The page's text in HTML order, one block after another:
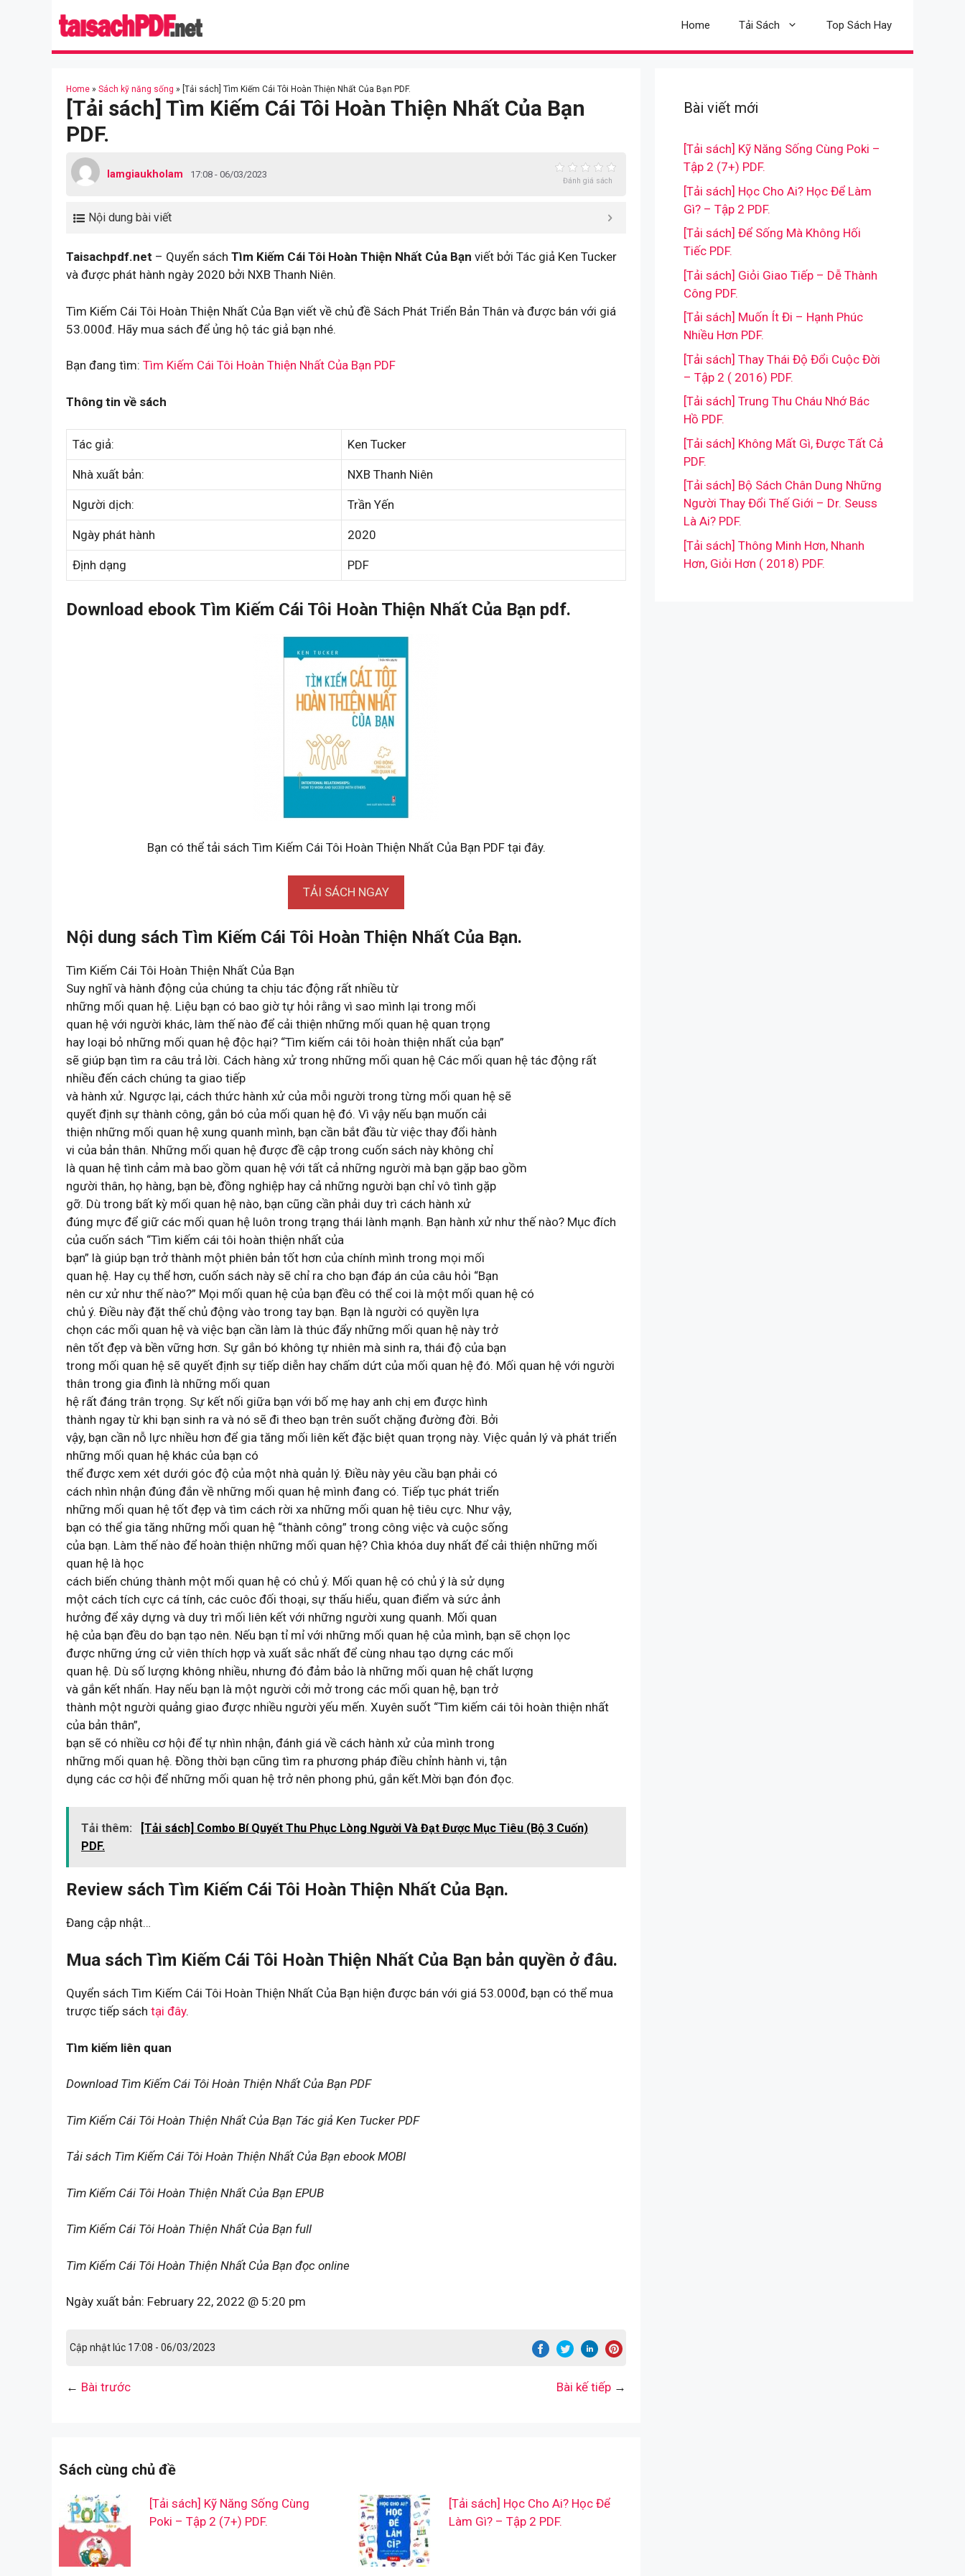
Home Tải Sách Top Sách Hay
Home » Sách kỹ năng sống » [Tải sách] Tìm Kiếm Cái Tôi Hoàn Thiện Nhất Của Bạn PDF.
[Tải sách] Tìm Kiếm Cái Tôi Hoàn Thiện Nhất Của Bạn
PDF.
lamgiaukholam 17:08 - 06/03/2023
Đánh giá sách
Nội dung bài viết
Taisachpdf.net – Quyển sách Tìm Kiếm Cái Tôi Hoàn Thiện Nhất Của Bạn viết bởi Tác giả Ken Tucker
và được phát hành ngày 2020 bởi NXB Thanh Niên.
Tìm Kiếm Cái Tôi Hoàn Thiện Nhất Của Bạn viết về chủ đề Sách Phát Triển Bản Thân và được bán với giá
53.000đ. Hãy mua sách để ủng hộ tác giả bạn nhé.
Bạn đang tìm: Tìm Kiếm Cái Tôi Hoàn Thiện Nhất Của Bạn PDF
Thông tin về sách
Tác giả: Ken Tucker
Nhà xuất bản: NXB Thanh Niên
Người dịch: Trần Yến
Ngày phát hành 2020
Định dạng PDF
Download ebook Tìm Kiếm Cái Tôi Hoàn Thiện Nhất Của Bạn pdf.
Bạn có thể tải sách Tìm Kiếm Cái Tôi Hoàn Thiện Nhất Của Bạn PDF tại đây.
TẢI SÁCH NGAY
Nội dung sách Tìm Kiếm Cái Tôi Hoàn Thiện Nhất Của Bạn.
Tìm Kiếm Cái Tôi Hoàn Thiện Nhất Của Bạn
Suy nghĩ và hành động của chúng ta chịu tác động rất nhiều từ
những mối quan hệ. Liệu bạn có bao giờ tự hỏi rằng vì sao mình lại trong mối
quan hệ với người khác, làm thế nào để cải thiện những mối quan hệ quan trọng
hay loại bỏ những mối quan hệ độc hại? “Tìm kiếm cái tôi hoàn thiện nhất của bạn”
sẽ giúp bạn tìm ra câu trả lời. Cách hàng xử trong những mối quan hệ Các mối quan hệ tác động rất
nhiều đến cách chúng ta giao tiếp
và hành xử. Ngược lại, cách thức hành xử của mỗi người trong từng mối quan hệ sẽ
quyết định sự thành công, gắn bó của mối quan hệ đó. Vì vậy nếu bạn muốn cải
thiện những mối quan hệ xung quanh mình, bạn cần bắt đầu từ việc thay đổi hành
vi của bản thân. Những mối quan hệ được đề cập trong cuốn sách này không chỉ
là quan hệ tình cảm mà bao gồm quan hệ với tất cả những người mà bạn gặp bao gồm
người thân, họ hàng, bạn bè, đồng nghiệp hay cả những người bạn chỉ vô tình gặp
gỡ. Dù trong bất kỳ mối quan hệ nào, bạn cũng cần phải duy trì cách hành xử
đúng mực để giữ các mối quan hệ luôn trong trạng thái lành mạnh. Bạn hành xử như thế nào? Mục đích
của cuốn sách “Tìm kiếm cái tôi hoàn thiện nhất của
bạn” là giúp bạn trở thành một phiên bản tốt hơn của chính mình trong mọi mối
quan hệ. Hay cụ thể hơn, cuốn sách này sẽ chỉ ra cho bạn đáp án của câu hỏi “Bạn
nên cư xử như thế nào?” Mọi mối quan hệ của bạn đều có thể coi là một mối quan hệ có
chủ ý. Điều này đặt thế chủ động vào trong tay bạn. Bạn là người có quyền lựa
chọn các mối quan hệ và việc bạn cần làm là thúc đẩy những mối quan hệ này trở
nên tốt đẹp và bền vững hơn. Sự gắn bó không tự nhiên mà sinh ra, thái độ của bạn
trong mối quan hệ sẽ quyết định sự tiếp diễn hay chấm dứt của mối quan hệ đó. Mối quan hệ với người
thân trong gia đình là những mối quan
hệ rất đáng trân trọng. Sự kết nối giữa bạn với bố mẹ hay anh chị em được hình
thành ngay từ khi bạn sinh ra và nó sẽ đi theo bạn trên suốt chặng đường đời. Bởi
vậy, bạn cần nỗ lực nhiều hơn để gia tăng mối liên kết đặc biệt quan trọng này. Việc quản lý và phát triển
những mối quan hệ khác của bạn có
thể được xem xét dưới góc độ của một nhà quản lý. Điều này yêu cầu bạn phải có
cách nhìn nhận đúng đắn về những mối quan hệ mình đang có. Tiếp tục phát triển
những mối quan hệ tốt đẹp và tìm cách rời xa những mối quan hệ tiêu cực. Như vậy,
bạn có thể gia tăng những mối quan hệ “thành công” trong công việc và cuộc sống
của bạn. Làm thế nào để hoàn thiện những mối quan hệ? Chìa khóa duy nhất để cải thiện những mối
quan hệ là học
cách biến chúng thành một mối quan hệ có chủ ý. Mối quan hệ có chủ ý là sử dụng
một cách tích cực cá tính, các cuôc đối thoại, sự thấu hiểu, quan điểm và sức ảnh
hưởng để xây dựng và duy trì mối liên kết với những người xung quanh. Mối quan
hệ của bạn đều do bạn tạo nên. Nếu bạn tỉ mỉ với những mối quan hệ của mình, bạn sẽ chọn lọc
được những ứng cử viên thích hợp và xuất sắc nhất để cùng nhau tạo dựng các mối
quan hệ. Dù số lượng không nhiều, nhưng đó đảm bảo là những mối quan hệ chất lượng
và gắn kết nhấn. Hay nếu bạn là một người cởi mở trong các mối quan hệ, bạn trở
thành một người quảng giao được nhiều người yếu mến. Xuyên suốt “Tìm kiếm cái tôi hoàn thiện nhất
của bản thân”,
bạn sẽ có nhiều cơ hội để tự nhìn nhận, đánh giá về cách hành xử của mình trong
những mối quan hệ. Đồng thời bạn cũng tìm ra phương pháp điều chỉnh hành vi, tận
dụng các cơ hội để những mối quan hệ trở nên phong phú, gắn kết.Mời bạn đón đọc.
Tải thêm:
[Tải sách] Combo Bí Quyết Thu Phục Lòng Người Và Đạt Được Mục Tiêu (Bộ 3 Cuốn)
PDF.
Review sách Tìm Kiếm Cái Tôi Hoàn Thiện Nhất Của Bạn.
Đang cập nhật…
Mua sách Tìm Kiếm Cái Tôi Hoàn Thiện Nhất Của Bạn bản quyền ở đâu.
Quyển sách Tìm Kiếm Cái Tôi Hoàn Thiện Nhất Của Bạn hiện được bán với giá 53.000đ, bạn có thể mua
trược tiếp sách tại đây.
Tìm kiếm liên quan
Download Tìm Kiếm Cái Tôi Hoàn Thiện Nhất Của Bạn PDF
Tìm Kiếm Cái Tôi Hoàn Thiện Nhất Của Bạn Tác giả Ken Tucker PDF
Tải sách Tìm Kiếm Cái Tôi Hoàn Thiện Nhất Của Bạn ebook MOBI
Tìm Kiếm Cái Tôi Hoàn Thiện Nhất Của Bạn EPUB
Tìm Kiếm Cái Tôi Hoàn Thiện Nhất Của Bạn full
Tìm Kiếm Cái Tôi Hoàn Thiện Nhất Của Bạn đọc online
Ngày xuất bản: February 22, 2022 @ 5:20 pm
Cập nhật lúc 17:08 - 06/03/2023
← Bài trước Bài kế tiếp →
Sách cùng chủ đề
[Tải sách] Kỹ Năng Sống Cùng
Poki – Tập 2 (7+) PDF.
[Tải sách] Học Cho Ai? Học Để
Làm Gì? – Tập 2 PDF.
Bài viết mới
[Tải sách] Kỹ Năng Sống Cùng Poki –
Tập 2 (7+) PDF.
[Tải sách] Học Cho Ai? Học Để Làm
Gì? – Tập 2 PDF.
[Tải sách] Để Sống Mà Không Hối
Tiếc PDF.
[Tải sách] Giỏi Giao Tiếp – Dễ Thành
Công PDF.
[Tải sách] Muốn Ít Đi – Hạnh Phúc
Nhiều Hơn PDF.
[Tải sách] Thay Thái Độ Đổi Cuộc Đời
– Tập 2 ( 2016) PDF.
[Tải sách] Trung Thu Cháu Nhớ Bác
Hồ PDF.
[Tải sách] Không Mất Gì, Được Tất Cả
PDF.
[Tải sách] Bộ Sách Chân Dung Những
Người Thay Đổi Thế Giới – Dr. Seuss
Là Ai? PDF.
[Tải sách] Thông Minh Hơn, Nhanh
Hơn, Giỏi Hơn ( 2018) PDF.